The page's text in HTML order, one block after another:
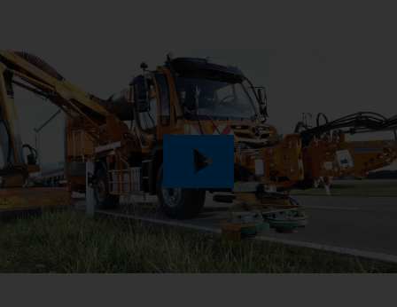
Play
Video